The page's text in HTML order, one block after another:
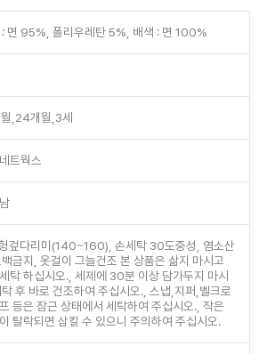
: 면 95%, 폴리우레탄 5%, 배색 : 면 100%
,24개월,3세
트웍스
겊다리미(140~160), 손세탁 30도중성, 염소산
금지, 옷걸이 그늘건조 본 상품은 삶지 마시고
탁 하십시오., 세제에 30분 이상 담가두지 마시
후 바로 건조하여 주십시오., 스냅,지퍼,벨크로
등은 잠근 상태에서 세탁하여 주십시오., 작은
탈락되면 삼킬 수 있으니 주의하여 주십시오.